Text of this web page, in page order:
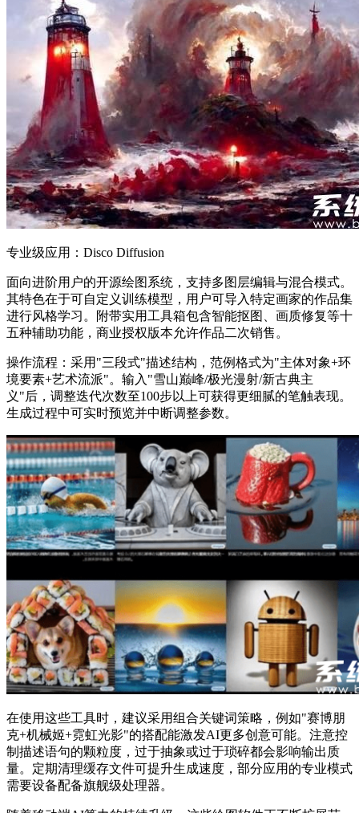
专业级应用：Disco Diffusion
面向进阶用户的开源绘图系统，支持多图层编辑与混合模式。
其特色在于可自定义训练模型，用户可导入特定画家的作品集
进行风格学习。附带实用工具箱包含智能抠图、画质修复等十
五种辅助功能，商业授权版本允许作品二次销售。
操作流程：采用"三段式"描述结构，范例格式为"主体对象+环
境要素+艺术流派"。输入"雪山巅峰/极光漫射/新古典主
义"后，调整迭代次数至100步以上可获得更细腻的笔触表现。
生成过程中可实时预览并中断调整参数。
在使用这些工具时，建议采用组合关键词策略，例如"赛博朋
克+机械姬+霓虹光影"的搭配能激发AI更多创意可能。注意控
制描述语句的颗粒度，过于抽象或过于琐碎都会影响输出质
量。定期清理缓存文件可提升生成速度，部分应用的专业模式
需要设备配备旗舰级处理器。